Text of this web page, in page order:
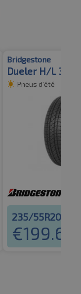
Bridgestone
Dueler H/L 33A
Pneus d'été
235/55R20
€199.62